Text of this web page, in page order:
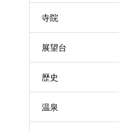
寺院
展望台
歴史
温泉